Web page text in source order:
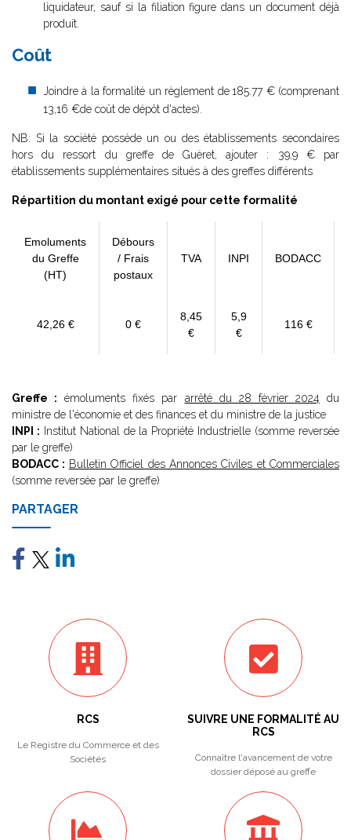
liquidateur, sauf si la filiation figure dans un document déjà
produit.
Coût
Joindre à la formalité un règlement de 185.77 € (comprenant
13,16 €de coût de dépôt d'actes).
NB: Si la société possède un ou des établissements secondaires
hors du ressort du greffe de Guéret, ajouter : 39,9 € par
établissements supplémentaires situés à des greffes différents
Répartition du montant exigé pour cette formalité
Emoluments
du Greffe
(HT)
Débours
/ Frais
postaux
TVA INPI BODACC
42,26 € 0 €
8,45
€
5,9
€
116 €
Greffe : émoluments fixés par arrêté du 28 février 2024 du
ministre de l'économie et des finances et du ministre de la justice
INPI : Institut National de la Propriété Industrielle (somme reversée
par le greffe)
BODACC : Bulletin Officiel des Annonces Civiles et Commerciales
(somme reversée par le greffe)
PARTAGER
RCS
Le Registre du Commerce et des
Sociétés
SUIVRE UNE FORMALITÉ AU
RCS
Connaître l'avancement de votre
dossier déposé au greffe